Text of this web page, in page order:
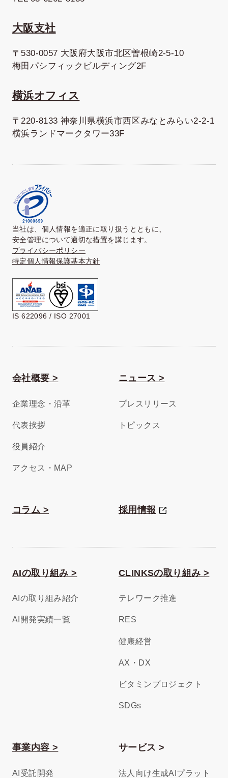
大阪支社
〒530-0057 大阪府大阪市北区曽根崎2-5-10
梅田パシフィックビルディング2F
横浜オフィス
〒220-8133 神奈川県横浜市西区みなとみらい2-2-1
横浜ランドマークタワー33F
当社は、個人情報を適正に取り扱うとともに、
安全管理について適切な措置を講じます。
プライバシーポリシー
特定個人情報保護基本方針
IS 622096 / ISO 27001
会社概要 >
企業理念・沿革
代表挨拶
役員紹介
アクセス・MAP
ニュース >
プレスリリース
トピックス
コラム > 採用情報
AIの取り組み >
AIの取り組み紹介
AI開発実績一覧
CLINKSの取り組み >
テレワーク推進
RES
健康経営
AX・DX
ビタミンプロジェクト
SDGs
事業内容 >
AI受託開発
サービス >
法人向け生成AIプラット